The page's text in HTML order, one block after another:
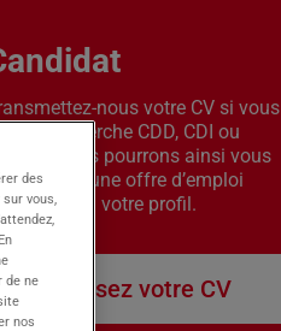
nous votre CV si vous
en recherche CDD, CDI ou
Nous pourrons ainsi vous
si une offre d’emploi
à votre profil.
Déposez votre CV
des
vous,
de ne
nos